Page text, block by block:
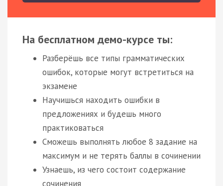
На бесплатном демо-курсе ты:
Разберёшь все типы грамматических
ошибок, которые могут встретиться на
экзамене
Научишься находить ошибки в
предложениях и будешь много
практиковаться
Сможешь выполнять любое 8 задание на
максимум и не терять баллы в сочинении
Узнаешь, из чего состоит содержание
сочинения